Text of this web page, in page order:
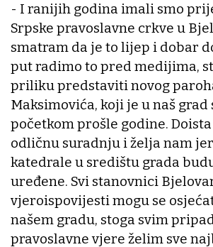
- I ranijih godina imali smo
Srpske pravoslavne crkve u
smatram da je to lijep i dobar
put radimo to pred medijima,
priliku predstaviti novog
Maksimovića, koji je u naš grad
početkom prošle godine.
odličnu suradnju i želja nam
katedrale u središtu grada
uređene. Svi stanovnici
vjeroispovijesti mogu se
našem gradu, stoga svim
pravoslavne vjere želim sve